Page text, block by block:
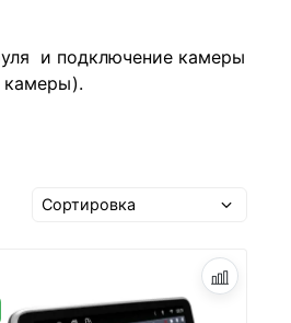
и подключение камеры
камеры).